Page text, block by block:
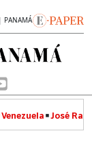
Venezuela José